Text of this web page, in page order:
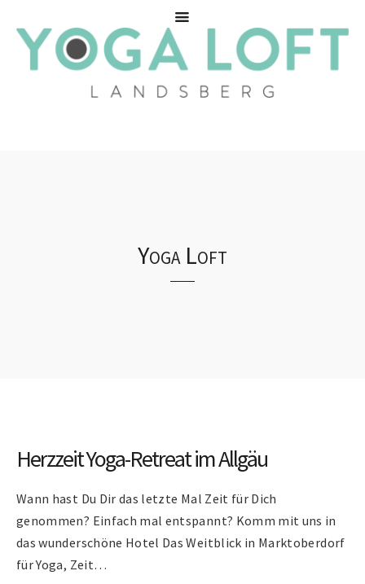
Yoga Loft
Herzzeit Yoga-Retreat im Allgäu
Wann hast Du Dir das letzte Mal Zeit für Dich
genommen? Einfach mal entspannt? Komm mit uns in
das wunderschöne Hotel Das Weitblick in Marktoberdorf
für Yoga, Zeit…